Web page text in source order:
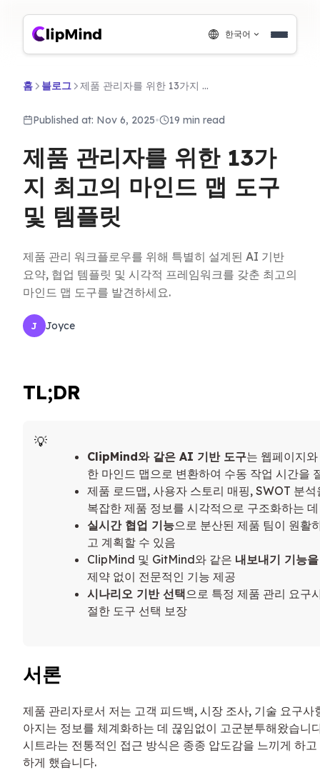
한국어
홈 블로그 제품 관리자를 위한 13가지 최고의 마인드 맵 도구 및 템플릿
Published at: Nov 6, 2025• 19 min read
제품 관리자를 위한 13가
지 최고의 마인드 맵 도구
및 템플릿
제품 관리 워크플로우를 위해 특별히 설계된 AI 기반
요약, 협업 템플릿 및 시각적 프레임워크를 갖춘 최고의
마인드 맵 도구를 발견하세요.
J Joyce
TL;DR
ClipMind와 같은 AI 기반 도구는 웹페이지
한 마인드 맵으로 변환하여 수동 작업 시간을
제품 로드맵, 사용자 스토리 매핑, SWOT 분
복잡한 제품 정보를 시각적으로 구조화하는
실시간 협업 기능으로 분산된 제품 팀이 원활
고 계획할 수 있음
ClipMind 및 GitMind와 같은 내보내기 기능
제약 없이 전문적인 기능 제공
시나리오 기반 선택으로 특정 제품 관리 요구
절한 도구 선택 보장
서론
제품 관리자로서 저는 고객 피드백, 시장 조사, 기술 요구
아지는 정보를 체계화하는 데 끊임없이 고군분투해왔습니
시트라는 전통적인 접근 방식은 종종 압도감을 느끼게 하
하게 했습니다.